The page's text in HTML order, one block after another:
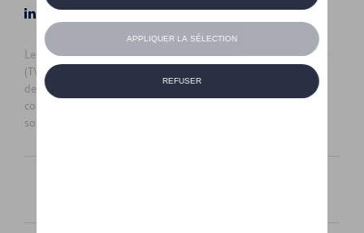
LinkedIn
Instagram
Les prix affichés sur le présent site sont des prix recommandés
(TVAc), hors éventuels frais de montage. Pour connaitre le prix
de vente actuel et les éventuels frais de montage, veuillez
contacter votre concessionnaire/agent. Les prix recommandés
sont sujets à des changements sans préavis.